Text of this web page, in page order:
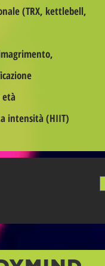
(TRX, kettlebell,
età
intensità (HIIT)